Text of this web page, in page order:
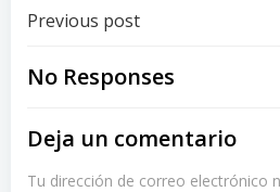
Post
navigation
Previous post
No Responses
Deja un comentario
Tu dirección de correo electrónico